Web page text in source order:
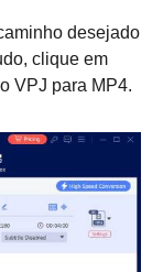
desejado
clique em
VPJ para MP4.